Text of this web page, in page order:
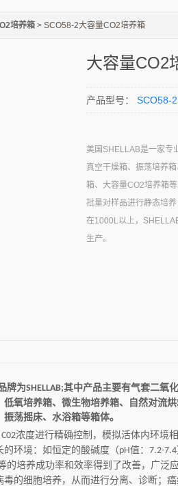
培养箱 > SCO58-2大容量CO2培养箱
大容量CO2
产品型号： SCO58-2
美国SHELLAB是一家专
真空干燥箱、振荡培养
箱、大容量CO2培养箱
批量对样品进行静态培
在1000L以上，
生产。
牌为SHELLAB;其中产品主要有气套二氧
低氧培养箱、微生物培养箱、自然对流
荡摇床、水浴箱等箱体。
C02浓度进行精确控制，模拟活体内环境
环境：如恒定的酸碱度（pH值： 7.2-7.4
的培养成功率和效率得到了改善，广泛
的细胞培养，从而进行分离、诊断；